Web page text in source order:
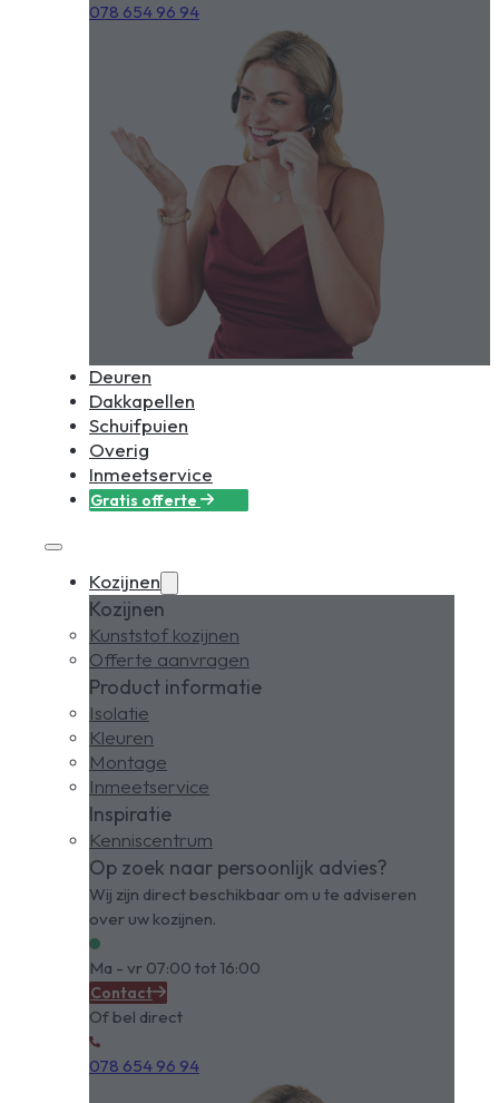
078 654 96 94
Deuren
Dakkapellen
Schuifpuien
Overig
Inmeetservice
Gratis offerte
Kozijnen
Kozijnen
Kunststof kozijnen
Offerte aanvragen
Product informatie
Isolatie
Kleuren
Montage
Inmeetservice
Inspiratie
Kenniscentrum
Op zoek naar persoonlijk advies?
Wij zijn direct beschikbaar om u te adviseren
over uw kozijnen.
Ma - vr 07:00 tot 16:00
Contact
Of bel direct
078 654 96 94